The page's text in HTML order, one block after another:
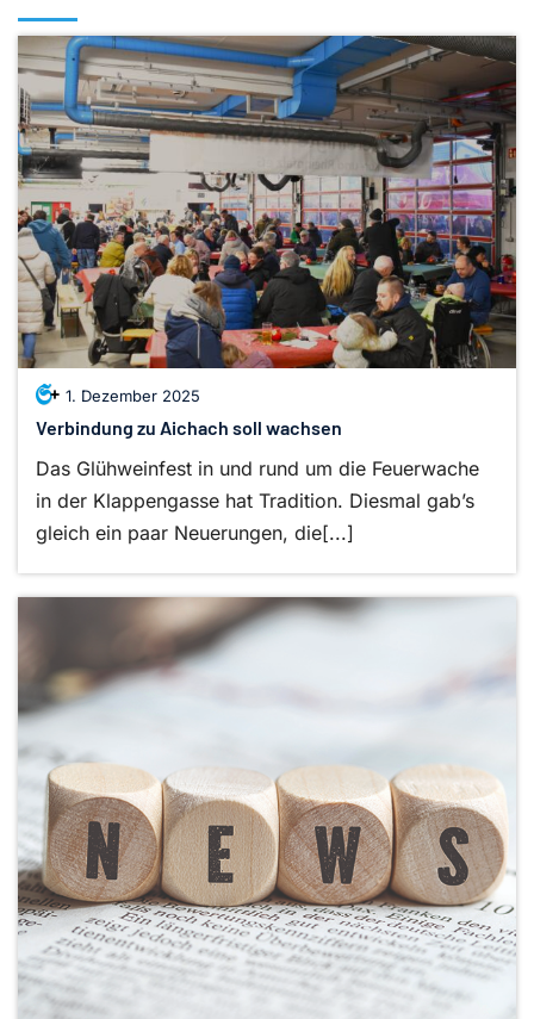
1. Dezember 2025
Verbindung zu Aichach soll wachsen
Das Glühweinfest in und rund um die Feuerwache
in der Klappengasse hat Tradition. Diesmal gab’s
gleich ein paar Neuerungen, die[...]